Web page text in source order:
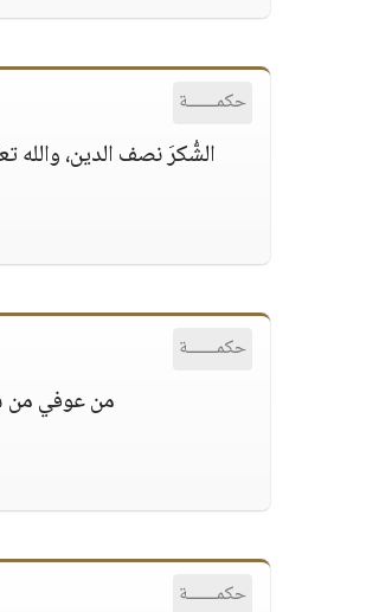
حكمــــــة
الشُّكرَ نصف الدين، والله
حكمــــــة
من عوفي من
حكمــــــة